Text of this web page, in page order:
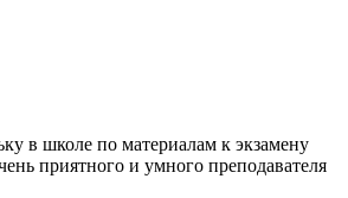
в школе по материалам к экзамену
приятного и умного преподавателя